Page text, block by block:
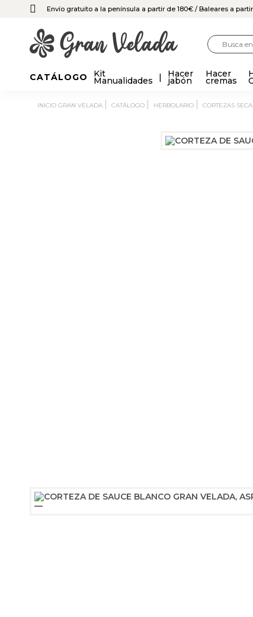
Envío gratuito a la península a partir de 180€ / Baleares a
CATÁLOGO Kit
Manualidades
Hacer
jabón
Hacer
cremas
INICIO GRAN VELADA CATÁLOGO HERBOLARIO CORTEZAS